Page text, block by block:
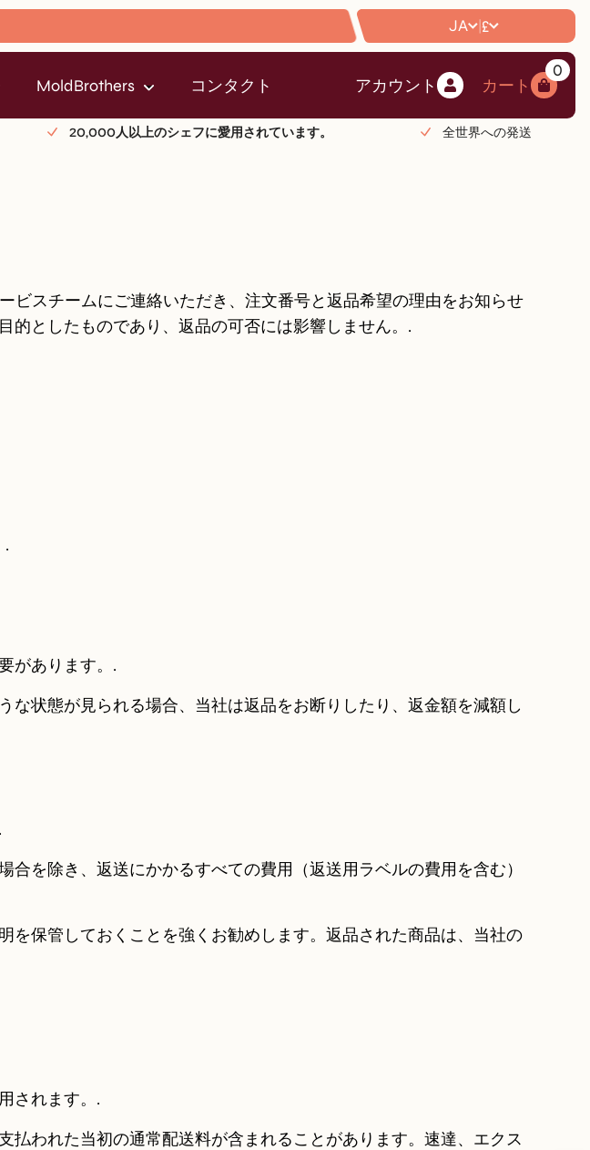
JA | £
MoldBrothers コンタクト アカウント
0
カート
20,000人以上のシェフに愛用されています。 全世界への発送
ビスチームにご連絡いただき、注文番号と返品希望の理由をお知らせ
的としたものであり、返品の可否には影響しません。.
.
があります。.
状態が見られる場合、当社は返品をお断りしたり、返金額を減額し
を除き、返送にかかるすべての費用（返送用ラベルの費用を含む）
保管しておくことを強くお勧めします。返品された商品は、当社の
されます。.
われた当初の通常配送料が含まれることがあります。速達、エクス